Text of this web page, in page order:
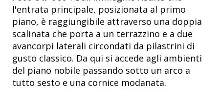
l'entrata principale, posizionata al primo
piano, è raggiungibile attraverso una doppia
scalinata che porta a un terrazzino e a due
avancorpi laterali circondati da pilastrini di
gusto classico. Da qui si accede agli ambienti
del piano nobile passando sotto un arco a
tutto sesto e una cornice modanata.